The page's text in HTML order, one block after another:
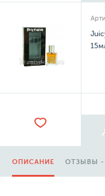
ОПИСАНИЕ ОТЗЫВЫ -